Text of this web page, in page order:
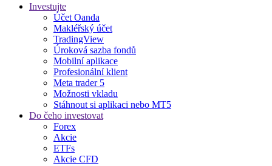
Investujte
Účet Oanda
Makléřský účet
TradingView
Úroková sazba fondů
Mobilní aplikace
Profesionální klient
Meta trader 5
Možnosti vkladu
Stáhnout si aplikaci nebo MT5
Do čeho investovat
Forex
Akcie
ETFs
Akcie CFD